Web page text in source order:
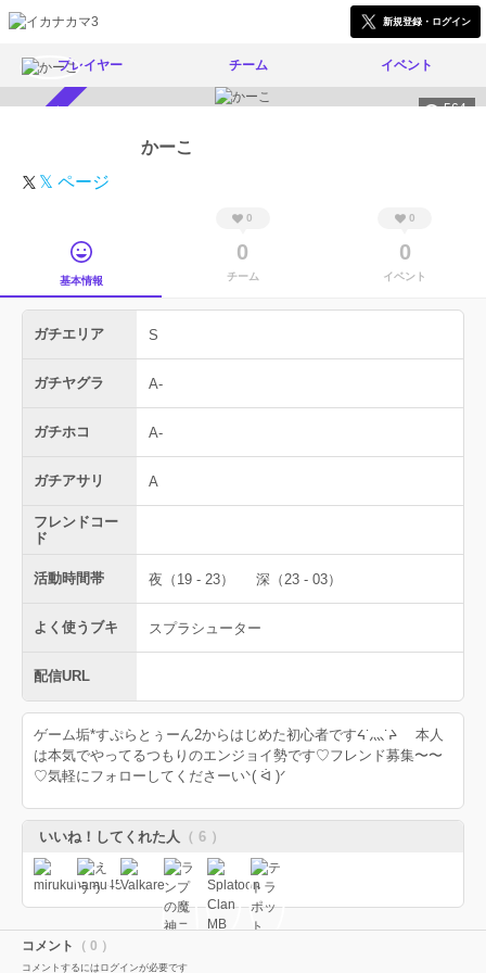
新規登録・ログイン
プレイヤー チーム イベント
564
かーこ
𝕏 ページ
基本情報
0
0
チーム
0
0
イベント
ガチエリア S
ガチヤグラ A-
ガチホコ A-
ガチアサリ A
フレンドコー
ド
活動時間帯 夜（19 - 23） 深（23 - 03）
よく使うブキ スプラシューター
配信URL
ゲーム垢*すぷらとぅーん2からはじめた初心者ですᔦ˙灬˙ᔨゞ 本人
は本気でやってるつもりのエンジョイ勢です♡フレンド募集〜〜
♡気軽にフォローしてくださーいᐠ( ᐛ )ᐟ
いいね！してくれた人 （ 6 ）
コメント （ 0 ）
コメントするにはログインが必要です